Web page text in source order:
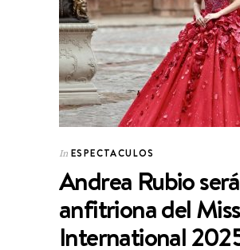
In ESPECTACULOS
Andrea Rubio será
anfitriona del Miss
International